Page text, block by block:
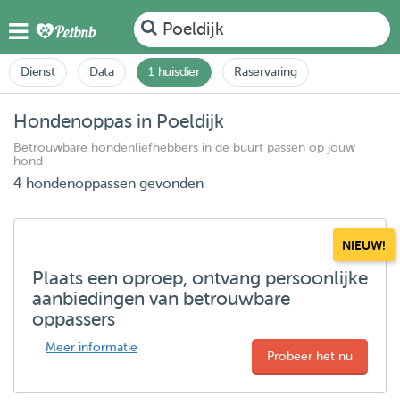
Poeldijk
Dienst Data 1 huisdier Raservaring
Hondenoppas in Poeldijk
Betrouwbare hondenliefhebbers in de buurt passen op jouw
hond
4 hondenoppassen gevonden
NIEUW!
Plaats een oproep, ontvang persoonlijke
aanbiedingen van betrouwbare
oppassers
Meer informatie
Probeer het nu